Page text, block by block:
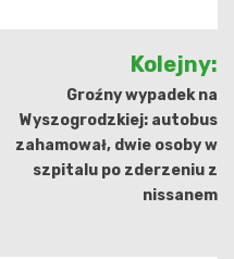
Kolejny:
Groźny wypadek na
Wyszogrodzkiej: autobus
zahamował, dwie osoby w
szpitalu po zderzeniu z
nissanem